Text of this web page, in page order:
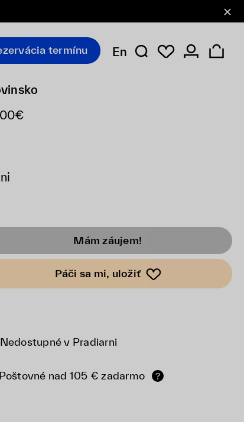
termínu En
Mám záujem!
Páči sa mi, uložiť
Nedostupné v Pradiarni
Poštovné nad 105 € zadarmo ?